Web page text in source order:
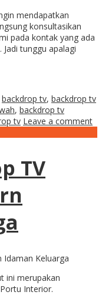
mendapatkan
konsultasikan
pada kontak yang ada
tunggu apalagi
backdrop tv, backdrop tv
, backdrop tv
tv Leave a comment
TV
ini merupakan
Interior.